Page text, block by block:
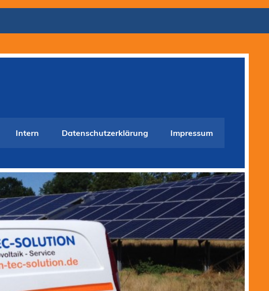
Intern Datenschutzerklärung Impressum